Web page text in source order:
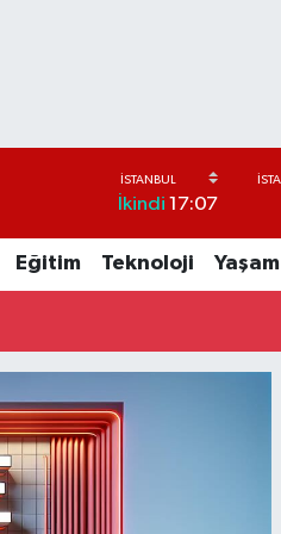
İkindi 17:07
Eğitim Teknoloji Yaşam